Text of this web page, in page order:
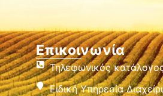
Επικοινωνία
Τηλεφωνικός
Ειδική Υπηρεσία